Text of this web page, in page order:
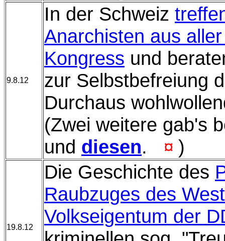
9.8.12
In der Schweiz
Anarchisten aus
Kongress und
zur Selbstbefreiung
Durchaus
(Zwei weitere gab's
und diesen. ¤ )
19.8.12
Die Geschichte des
Raubzuges des
Volkseigentum der